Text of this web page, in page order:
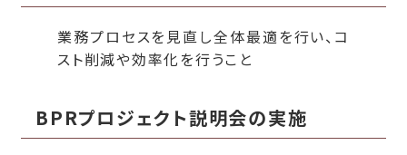
業務プロセスを見直し全体最適を行い、コ
スト削減や効率化を行うこと
BPRプロジェクト説明会の実施